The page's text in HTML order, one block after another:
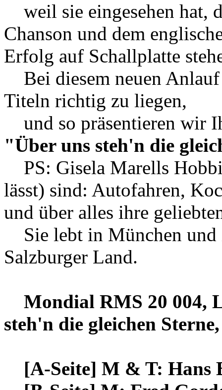
weil sie eingesehen hat,
Chanson und dem
Erfolg auf Schallplatte
Bei diesem neuen
Titeln richtig zu liegen,
und so präsentieren wir
"Über uns steh'n die
PS: Gisela Marells
lässt) sind: Autofahren,
und über alles ihre
Sie lebt in München und
Salzburger Land.
Mondial RMS 20 004,
steh'n die gleichen
[A-Seite] M & T: Hans